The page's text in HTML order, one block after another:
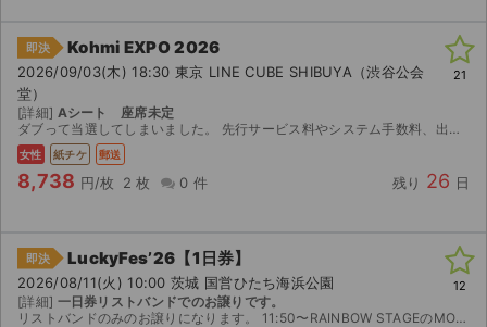
即決 Kohmi EXPO 2026
2026/09/03(木) 18:30 東京 LINE CUBE SHIBUYA（渋谷公会
堂）
[詳細] Aシート 座席未定
ダブって当選してしまいました。 先行サービス料やシステム手数料、出品手数料等、諸々入れて価格設定ですので高額転売ではございません。 ご興味のある方どうぞ宜しくお願い致します。 中止の場合...
女性 紙チケ 郵送
8,738 円/枚 2 枚 0 件 残り 26 日
21
即決 LuckyFes’26【1日券】
2026/08/11(火) 10:00 茨城 国営ひたち海浜公園
[詳細] 一日券リストバンドでのお譲りです。
リストバンドのみのお譲りになります。 11:50〜RAINBOW STAGEのMONKEY MAJIKが終わり次第メインエントランス付近にてお渡しします。 駐車券は付きません。 速やかに出口に向...
12